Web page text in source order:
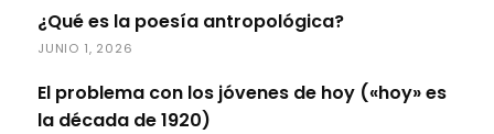
¿Qué es la poesía antropológica?
JUNIO 1, 2026
El problema con los jóvenes de hoy («hoy» es
la década de 1920)